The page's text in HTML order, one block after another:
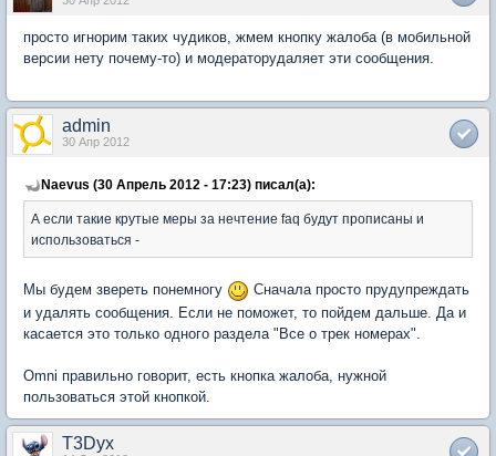
просто игнорим таких чудиков, жмем кнопку жалоба (в мобильной
версии нету почему-то) и модераторудаляет эти сообщения.
admin
30 Апр 2012
Naevus (30 Апрель 2012 - 17:23) писал(а):
А если такие крутые меры за нечтение faq будут прописаны и
использоваться -
Мы будем звереть понемногу
Сначала просто прудупреждать
и удалять сообщения. Если не поможет, то пойдем дальше. Да и
касается это только одного раздела "Все о трек номерах".
Omni правильно говорит, есть кнопка жалоба, нужной
пользоваться этой кнопкой.
T3Dyx